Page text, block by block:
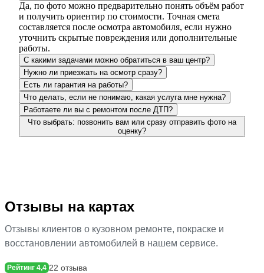
Да, по фото можно предварительно понять объём работ
и получить ориентир по стоимости. Точная смета
составляется после осмотра автомобиля, если нужно
уточнить скрытые повреждения или дополнительные
работы.
С какими задачами можно обратиться в ваш центр?
Нужно ли приезжать на осмотр сразу?
Есть ли гарантия на работы?
Что делать, если не понимаю, какая услуга мне нужна?
Работаете ли вы с ремонтом после ДТП?
Что выбрать: позвонить вам или сразу отправить фото на
оценку?
Отзывы на картах
Отзывы клиентов о кузовном ремонте, покраске и
восстановлении автомобилей в нашем сервисе.
Рейтинг 4,4 22 отзыва